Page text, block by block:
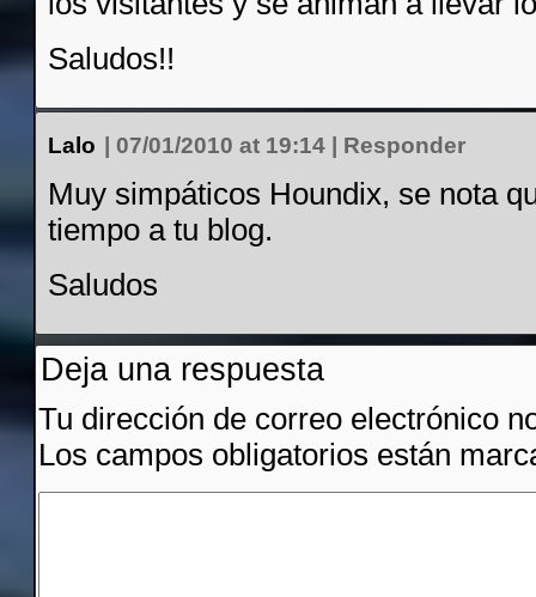
Saludos!!
Lalo |07/01/2010 at 19:14 | Responder
Muy simpáticos Houndix, se nota
tiempo a tu blog.
Saludos
Deja una respuesta
Tu dirección de correo electrónico
Los campos obligatorios están